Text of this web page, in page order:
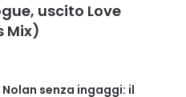
uscito Love
Mix)
Nolan senza ingaggi: il